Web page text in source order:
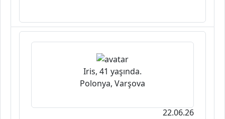
Iris, 41 yaşında.
Polonya, Varşova
22.06.26